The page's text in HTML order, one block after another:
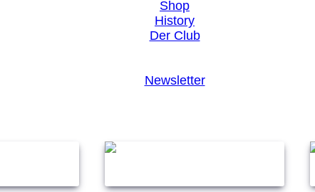
Shop
History
Der Club
Newsletter